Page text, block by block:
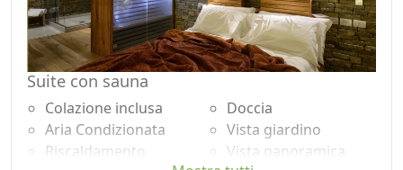
Suite con sauna
Colazione inclusa
Aria Condizionata
Riscaldamento
Doccia
Vista giardino
Vista panoramica